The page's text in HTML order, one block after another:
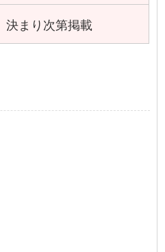
決まり次第掲載